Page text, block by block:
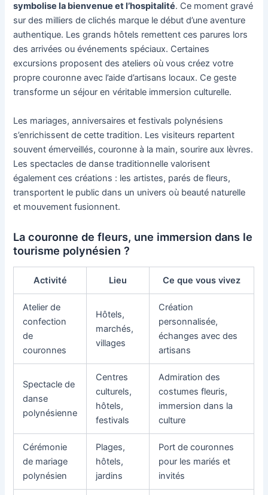
symbolise la bienvenue et l’hospitalité. Ce moment gravé
sur des milliers de clichés marque le début d’une aventure
authentique. Les grands hôtels remettent ces parures lors
des arrivées ou événements spéciaux. Certaines
excursions proposent des ateliers où vous créez votre
propre couronne avec l’aide d’artisans locaux. Ce geste
transforme un séjour en véritable immersion culturelle.
Les mariages, anniversaires et festivals polynésiens
s’enrichissent de cette tradition. Les visiteurs repartent
souvent émerveillés, couronne à la main, sourire aux lèvres.
Les spectacles de danse traditionnelle valorisent
également ces créations : les artistes, parés de fleurs,
transportent le public dans un univers où beauté naturelle
et mouvement fusionnent.
La couronne de fleurs, une immersion dans le
tourisme polynésien ?
Activité Lieu Ce que vous vivez
Atelier de
confection
de
couronnes
Hôtels,
marchés,
villages
Création
personnalisée,
échanges avec des
artisans
Spectacle de
danse
polynésienne
Centres
culturels,
hôtels,
festivals
Admiration des
costumes fleuris,
immersion dans la
culture
Cérémonie
de mariage
polynésien
Plages,
hôtels,
jardins
Port de couronnes
pour les mariés et
invités